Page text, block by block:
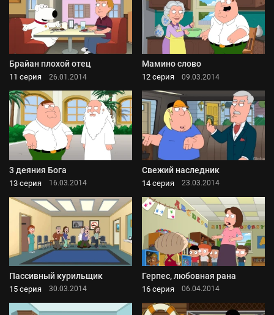
Брайан плохой отец
11 серия 26.01.2014
Мамино слово
12 серия 09.03.2014
3 деяния Бога
13 серия 16.03.2014
Свежий наследник
14 серия 23.03.2014
Пассивный курильщик
15 серия 30.03.2014
Герпес, любовная рана
16 серия 06.04.2014